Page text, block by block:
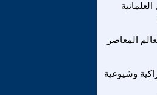
المعاصر
وشيوعية